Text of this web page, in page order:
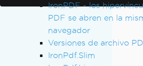
IronPDF - los
PDF se abren en la
navegador
Versiones de archivo
IronPdf.Slim